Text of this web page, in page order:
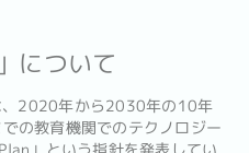
について
、2020年から2030年の10年
の教育機関でのテクノロジー